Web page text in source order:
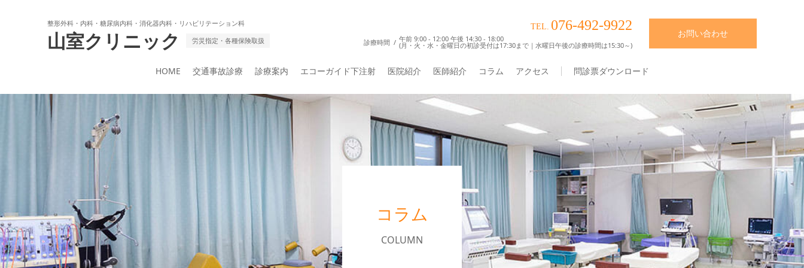
整形外科・内科・糖尿病内科・消化器内科・リハビリテーション科
山室クリニック 労災指定・各種保険取扱
TEL. 076-492-9922
診療時間 午前 9:00 - 12:00 午後 14:30 - 18:00
(月・火・水・金曜日の初診受付は17:30まで｜水曜日午後の診療時間は15:30～)
お問い合わせ
HOME 交通事故診療 診療案内 エコーガイド下注射 医院紹介 医師紹介 コラム アクセス 問診票ダウンロード
コラム
COLUMN